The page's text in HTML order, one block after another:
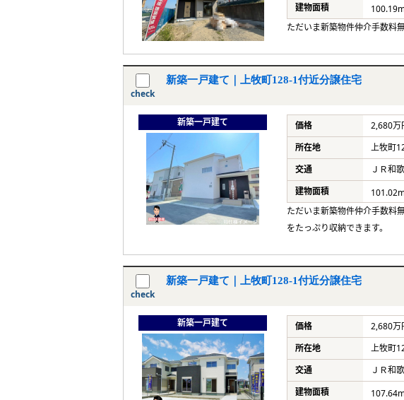
建物面積
ただいま新築物件仲介手数料
check
新築一戸建て｜上牧町128-1付近分譲住宅
新築一戸建て 価格
2,680
所在地
上牧町
交通
ＪＲ和
建物面積
ただいま新築物件仲介手数料
をたっぷり収納できます。
check
新築一戸建て｜上牧町128-1付近分譲住宅
新築一戸建て 価格
2,680
所在地
上牧町
交通
ＪＲ和
建物面積